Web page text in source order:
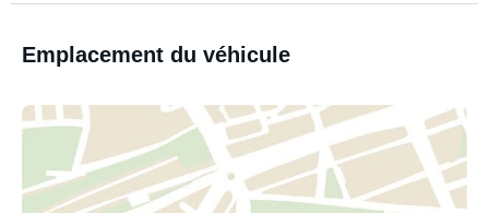
Emplacement du véhicule